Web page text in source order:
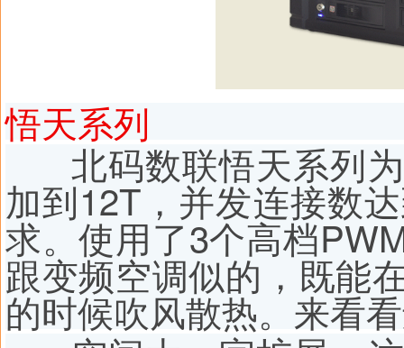
悟天系列
北码数联悟天系列为
加到12T，并发连接数
求。使用了3个高档
跟变频空调似的，既能
的时候吹风散热。来看